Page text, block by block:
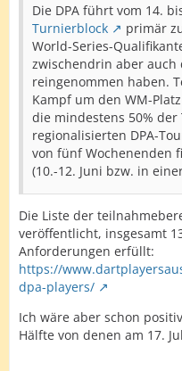
Die DPA führt vom 14.
Turnierblock
primär
World-Series-
zwischendrin aber auch
reingenommen haben.
Kampf um den WM-
die mindestens 50%
regionalisierten DPA-
von fünf Wochenenden
(10.-12. Juni bzw. in
Die Liste der
veröffentlicht, insgesamt
Anforderungen erfüllt:
https://
dpa-players/
Ich wäre aber schon
Hälfte von denen am 17.